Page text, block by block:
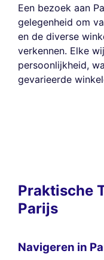
Een bezoek aan
gelegenheid om
en de diverse
verkennen. Elke
persoonlijkheid,
gevarieerde
Praktische
Parijs
Navigeren in